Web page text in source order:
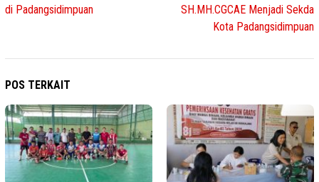
di Padangsidimpuan
SH.MH.CGCAE Menjadi Sekda
Kota Padangsidimpuan
POS TERKAIT